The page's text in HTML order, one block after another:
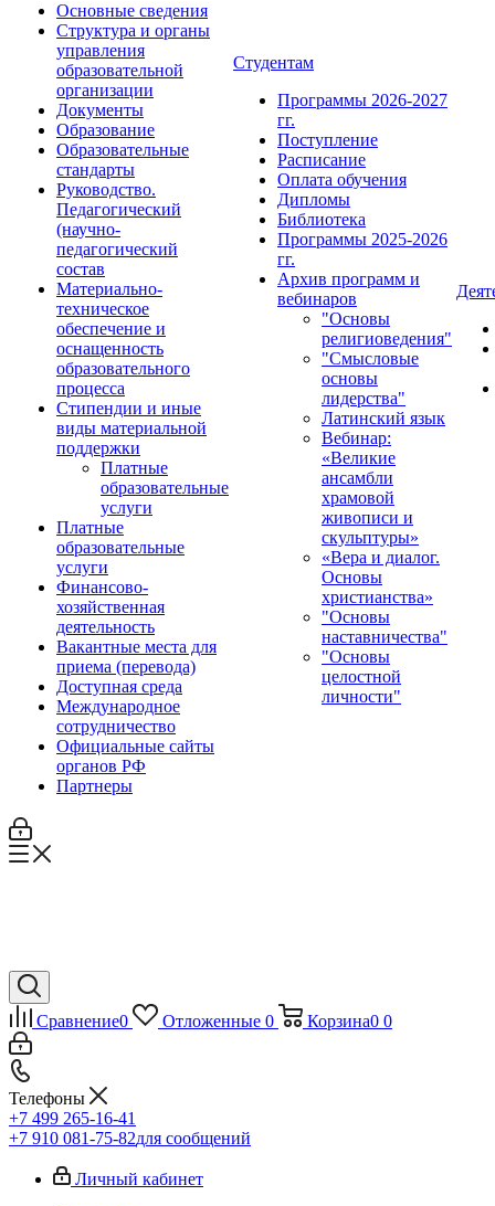
Основные сведения
Структура и органы
управления
образовательной
организации
Документы
Образование
Образовательные
стандарты
Руководство.
Педагогический
(научно-
педагогический
состав
Материально-
техническое
обеспечение и
оснащенность
образовательного
процесса
Стипендии и иные
виды материальной
поддержки
Платные
образовательные
услуги
Платные
образовательные
услуги
Финансово-
хозяйственная
деятельность
Вакантные места для
приема (перевода)
Доступная среда
Международное
сотрудничество
Официальные сайты
органов РФ
Партнеры
Студентам
Программы 2026-2027
гг.
Поступление
Расписание
Оплата обучения
Дипломы
Библиотека
Программы 2025-2026
гг.
Архив программ и
вебинаров
"Основы
религиоведения"
"Смысловые
основы
лидерства"
Латинский язык
Вебинар:
«Великие
ансамбли
храмовой
живописи и
скульптуры»
«Вера и диалог.
Основы
христианства»
"Основы
наставничества"
"Основы
целостной
личности"
Сравнение0 Отложенные 0 Корзина0 0
Телефоны
+7 499 265-16-41
+7 910 081-75-82для сообщений
Личный кабинет